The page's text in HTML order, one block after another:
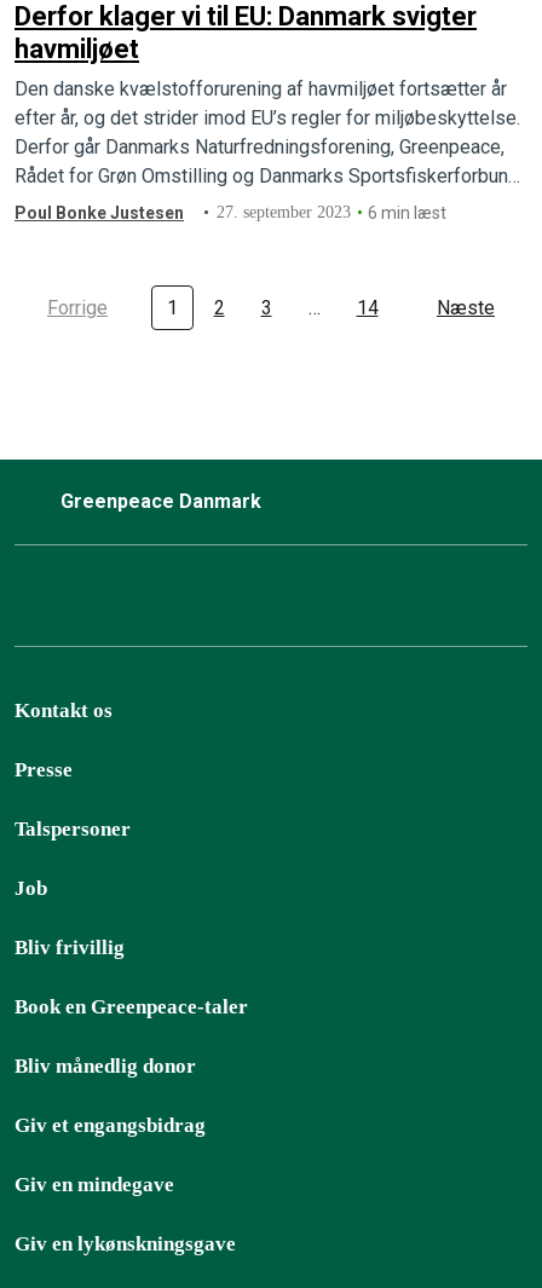
Derfor klager vi til EU: Danmark svigter
havmiljøet
Den danske kvælstofforurening af havmiljøet fortsætter år
efter år, og det strider imod EU’s regler for miljøbeskyttelse.
Derfor går Danmarks Naturfredningsforening, Greenpeace,
Rådet for Grøn Omstilling og Danmarks Sportsfiskerforbund
nu til EU.
Poul Bonke Justesen 27. september 2023 6 min læst
Forrige 1 2 3 … 14 Næste
Greenpeace Danmark
Kontakt os
Presse
Talspersoner
Job
Bliv frivillig
Book en Greenpeace-taler
Bliv månedlig donor
Giv et engangsbidrag
Giv en mindegave
Giv en lykønskningsgave